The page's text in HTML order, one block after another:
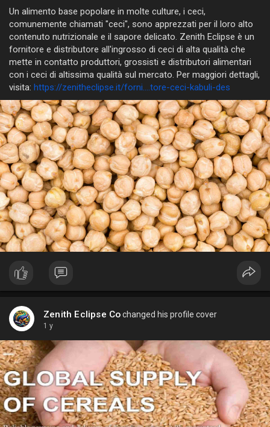
Un alimento base popolare in molte culture, i ceci,
comunemente chiamati "ceci", sono apprezzati per il loro alto
contenuto nutrizionale e il sapore delicato. Zenith Eclipse è un
fornitore e distributore all'ingrosso di ceci di alta qualità che
mette in contatto produttori, grossisti e distributori alimentari
con i ceci di altissima qualità sul mercato. Per maggiori dettagli,
visita: https://zenitheclipse.it/forni....tore-ceci-kabuli-des
Zenith Eclipse Cochanged his profile cover
1 y